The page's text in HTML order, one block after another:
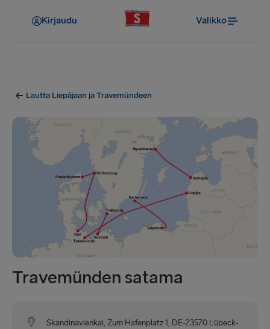
Kirjaudu Valikko
Lautta Liepājaan ja Travemündeen
Travemünden satama
Skandinavienkai, Zum Hafenplatz 1, DE-23570 Lübeck-